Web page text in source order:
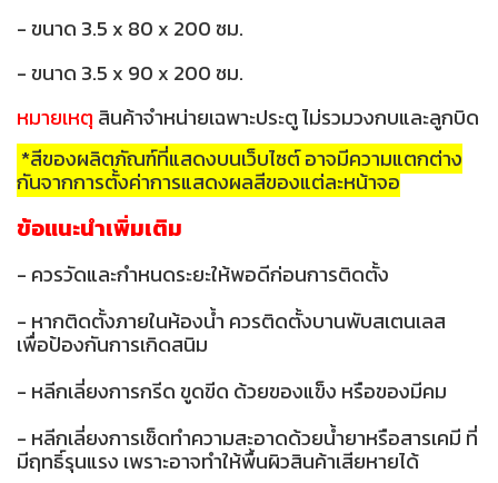
- ขนาด 3.5 x 80 x 200 ซม.
- ขนาด 3.5 x 90 x 200 ซม.
หมายเหตุ สินค้าจำหน่ายเฉพาะประตู ไม่รวมวงกบและลูกบิด
*สีของผลิตภัณฑ์ที่แสดงบนเว็บไซต์ อาจมีความแตกต่าง
กันจากการตั้งค่าการแสดงผลสีของแต่ละหน้าจอ
ข้อแนะนำเพิ่มเติม
- ควรวัดและกำหนดระยะให้พอดีก่อนการติดตั้ง
- หากติดตั้งภายในห้องน้ำ ควรติดตั้งบานพับสเตนเลส
เพื่อป้องกันการเกิดสนิม
- หลีกเลี่ยงการกรีด ขูดขีด ด้วยของแข็ง หรือของมีคม
- หลีกเลี่ยงการเช็ดทำความสะอาดด้วยน้ำยาหรือสารเคมี ที่
มีฤทธิ์รุนแรง เพราะอาจทำให้พื้นผิวสินค้าเสียหายได้